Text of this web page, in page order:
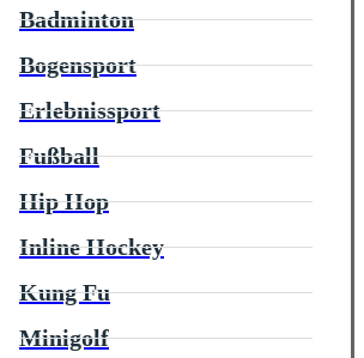
Badminton
Bogensport
Erlebnissport
Fußball
Hip Hop
Inline Hockey
Kung Fu
Minigolf